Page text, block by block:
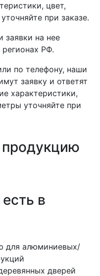
цвет,
при заказе.
заявки на нее
РФ.
по телефону, наши
заявку и ответят
характеристики,
уточняйте при
в
для алюминиевых/
дверей